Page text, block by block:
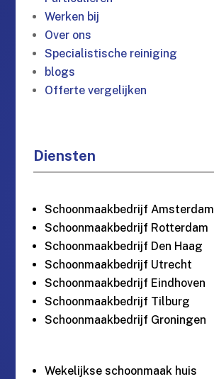
Werken bij
Over ons
Specialistische reiniging
blogs
Offerte vergelijken
Diensten
Schoonmaakbedrijf Amsterdam
Schoonmaakbedrijf Rotterdam
Schoonmaakbedrijf Den Haag
Schoonmaakbedrijf Utrecht
Schoonmaakbedrijf Eindhoven
Schoonmaakbedrijf Tilburg
Schoonmaakbedrijf Groningen
Wekelijkse schoonmaak huis